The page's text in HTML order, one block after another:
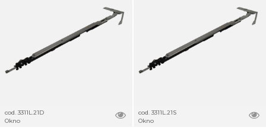
cod. 3311L.21D
Okno
cod. 3311L.21S
Okno